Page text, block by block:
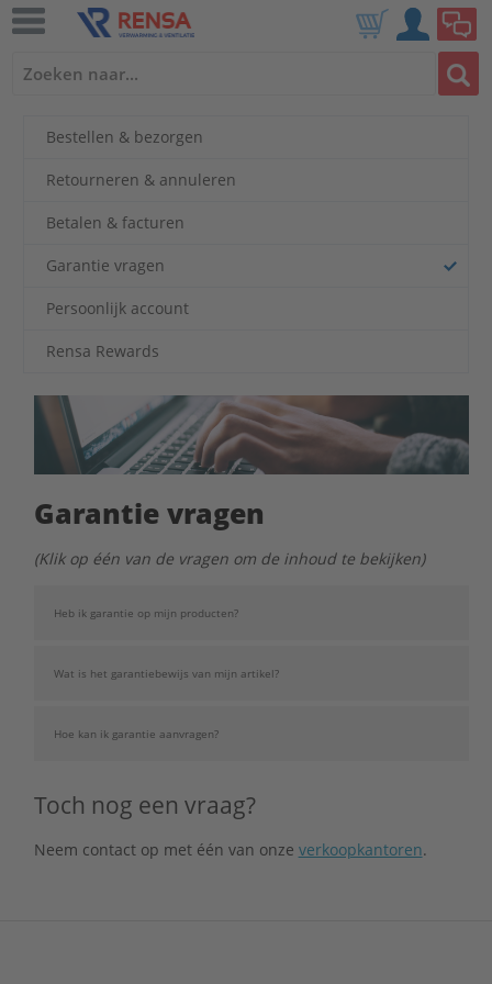
Bestellen & bezorgen
Retourneren & annuleren
Betalen & facturen
Garantie vragen
Persoonlijk account
Rensa Rewards
Garantie vragen
(Klik op één van de vragen om de inhoud te bekijken)
Heb ik garantie op mijn producten?
Wat is het garantiebewijs van mijn artikel?
Hoe kan ik garantie aanvragen?
wilt sturen, kun je dit het beste online doen. Zoek het
garantieaanvraag in via het detailoverzicht van het
Toch nog een vraag?
Neem contact op met één van onze verkoopkantoren.